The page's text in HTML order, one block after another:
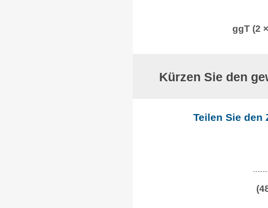
ggT (2
Kürzen Sie den
Teilen Sie den